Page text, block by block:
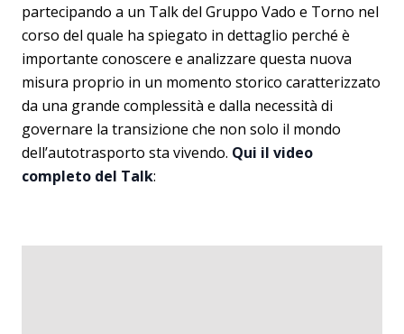
partecipando a un Talk del Gruppo Vado e Torno nel
corso del quale ha spiegato in dettaglio perché è
importante conoscere e analizzare questa nuova
misura proprio in un momento storico caratterizzato
da una grande complessità e dalla necessità di
governare la transizione che non solo il mondo
dell’autotrasporto sta vivendo. Qui il video
completo del Talk: